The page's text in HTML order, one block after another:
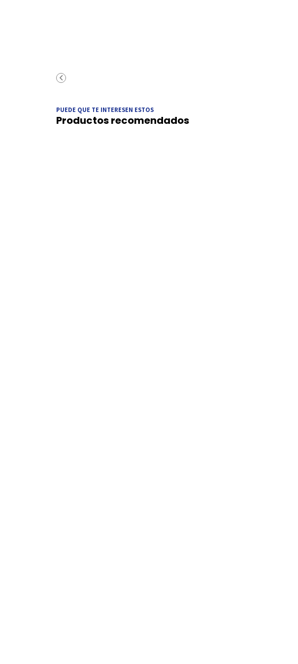
PUEDE QUE TE INTERESEN ESTOS
Productos recomendados